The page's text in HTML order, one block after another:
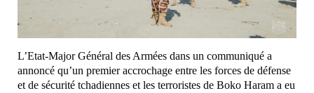
L’Etat-Major Général des Armées dans un communiqué a
annoncé qu’un premier accrochage entre les forces de défense
et de sécurité tchadiennes et les terroristes de Boko Haram a eu